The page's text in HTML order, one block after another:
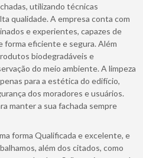
utilizando técnicas
qualidade. A empresa conta com
e experientes, capazes de
forma eficiente e segura. Além
biodegradáveis e
do meio ambiente. A limpeza
para a estética do edifício,
dos moradores e usuários.
manter a sua fachada sempre
forma Qualificada e excelente, e
além dos citados, como